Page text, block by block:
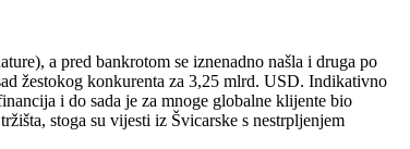
a pred bankrotom se iznenadno našla i druga po
žestokog konkurenta za 3,25 mlrd. USD. Indikativno
i do sada je za mnoge globalne klijente bio
stoga su vijesti iz Švicarske s nestrpljenjem